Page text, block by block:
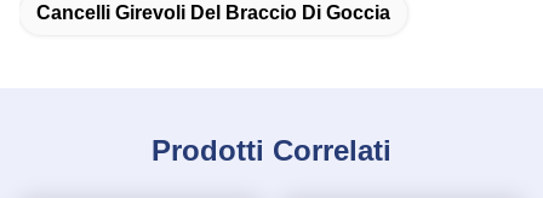
Cancelli Girevoli Del Braccio Di Goccia
Prodotti Correlati